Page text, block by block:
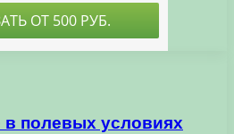
в полевых условиях